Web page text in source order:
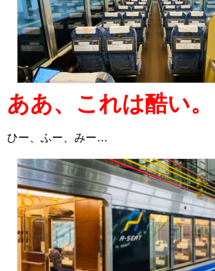
ああ、これは酷い。
ひー、ふー、みー…